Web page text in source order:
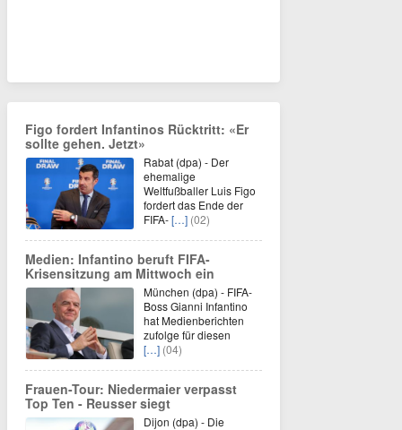
Figo fordert Infantinos Rücktritt: «Er
sollte gehen. Jetzt»
Rabat (dpa) - Der
ehemalige
Weltfußballer Luis Figo
fordert das Ende der
FIFA-[…] (02)
Medien: Infantino beruft FIFA-
Krisensitzung am Mittwoch ein
München (dpa) - FIFA-
Boss Gianni Infantino
hat Medienberichten
zufolge für diesen
[…] (04)
Frauen-Tour: Niedermaier verpasst
Top Ten - Reusser siegt
Dijon (dpa) - Die